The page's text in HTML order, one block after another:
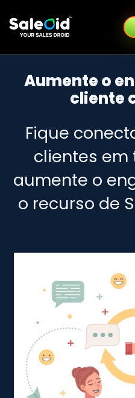
Aumente o
cliente
Fique
clientes em
aumente o
o recurso de